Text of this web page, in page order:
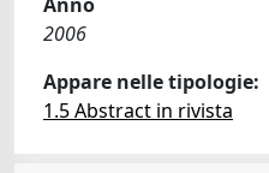
2006
Appare nelle tipologie:
1.5 Abstract in rivista